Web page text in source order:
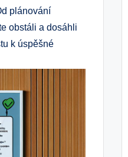
plánování
obstáli a dosáhli
k úspěšné